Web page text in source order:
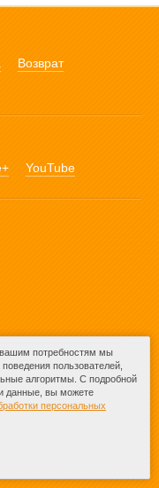
Возврат
YouTube
вашим потребностям мы
пользователей,
алгоритмы. С подробной
данные, вы можете
персональных